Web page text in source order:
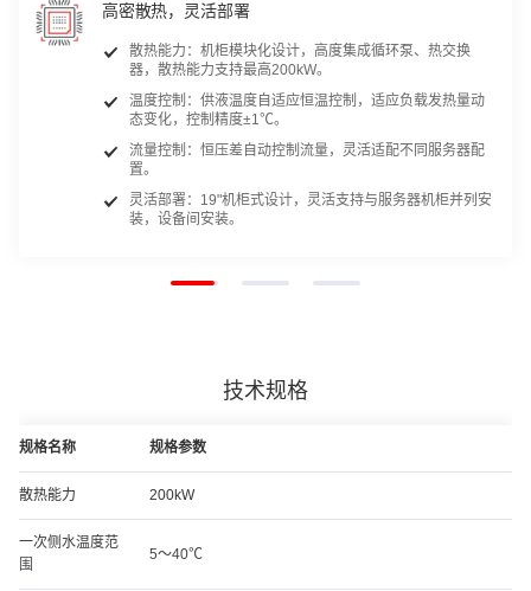
高密散热，灵活部署
散热能力：机柜模块化设计，高度集成循环泵、热交换
器，散热能力支持最高200kW。
温度控制：供液温度自适应恒温控制，适应负载发热量动
态变化，控制精度±1℃。
流量控制：恒压差自动控制流量，灵活适配不同服务器配
置。
灵活部署：19ʺ机柜式设计，灵活支持与服务器机柜并列安
装，设备间安装。
技术规格
规格名称 规格参数
散热能力 200kW
一次侧水温度范
围
5～40℃